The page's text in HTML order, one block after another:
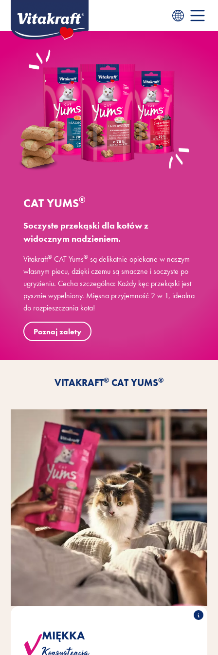
CAT YUMS®
Soczyste przekąski dla kotów z
widocznym nadzieniem.
Vitakraft® CAT Yums® są delikatnie opiekane w naszym
własnym piecu, dzięki czemu są smaczne i soczyste po
ugryzieniu. Cecha szczególna: Każdy kęc przekąski jest
pysznie wypełniony. Mięsna przyjemność 2 w 1, idealna
do rozpieszczania kota!
Poznaj zalety
VITAKRAFT® CAT YUMS®
MIĘKKA
są smaczne i soczyste po